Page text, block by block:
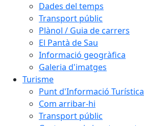
Dades del temps
Transport públic
Plànol / Guia de carrers
El Pantà de Sau
Informació geogràfica
Galeria d'imatges
Turisme
Punt d'Informació Turística
Com arribar-hi
Transport públic